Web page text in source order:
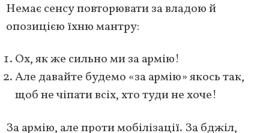
Немає сенсу повторювати за владою й
опозицією їхню мантру:
Ох, як же сильно ми за армію!
Але давайте будемо «за армію» якось так,
щоб не чіпати всіх, хто туди не хоче!
За армію, але проти мобілізації. За бджіл,